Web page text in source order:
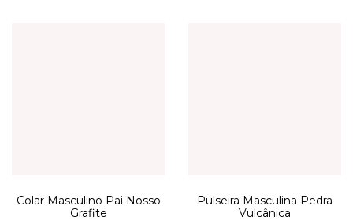
Colar Masculino Pai Nosso
Grafite
Pulseira Masculina Pedra
Vulcânica